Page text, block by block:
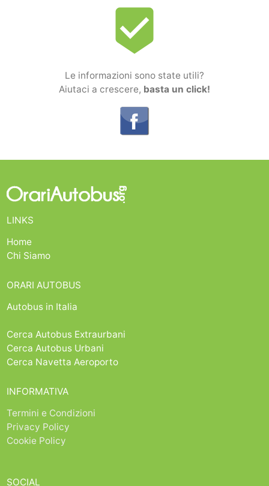
beenhere
Le informazioni sono state utili?
Aiutaci a crescere, basta un click!
LINKS
Home
Chi Siamo
ORARI AUTOBUS
Autobus in Italia
Cerca Autobus Extraurbani
Cerca Autobus Urbani
Cerca Navetta Aeroporto
INFORMATIVA
Termini e Condizioni
Privacy Policy
Cookie Policy
SOCIAL